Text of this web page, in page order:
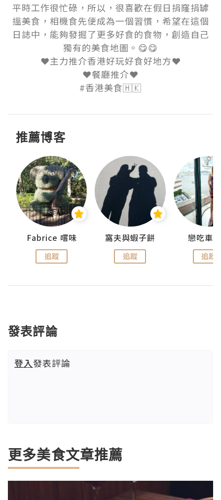
平時工作很忙碌，所以，很喜歡在假日捐窿捐罅
搵美食，相機食先便成為一個習慣，希望在這個
日誌中，能夠發掘了更多好食的食物，創造自己
獨有的美食地圖。😋😋
❤️主力推介香港好玩好食好地方❤️
❤️餐廳推介❤️
#香港美食🇭🇰
推薦博客
Fabrice 嚐味
追蹤
窩夫與蝦子餅
追蹤
戀吃車
追蹤
發表評論
登入發表評論
更多美食文章推薦